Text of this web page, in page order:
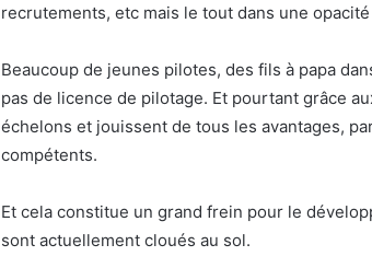
recrutements, etc mais le tout dans une
Beaucoup de jeunes pilotes, des fils à papa
pas de licence de pilotage. Et pourtant grâce
échelons et jouissent de tous les avantages,
compétents.
Et cela constitue un grand frein pour le
sont actuellement cloués au sol.